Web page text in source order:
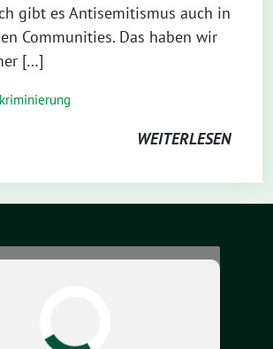
gibt es Antisemitismus auch in
Communities. Das haben wir
[…]
WEITERLESEN